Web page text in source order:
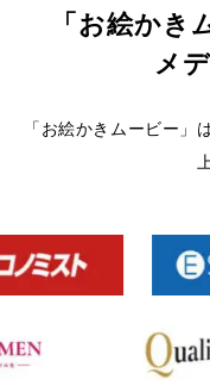
「お絵かき
メ
「お絵かきムービー」